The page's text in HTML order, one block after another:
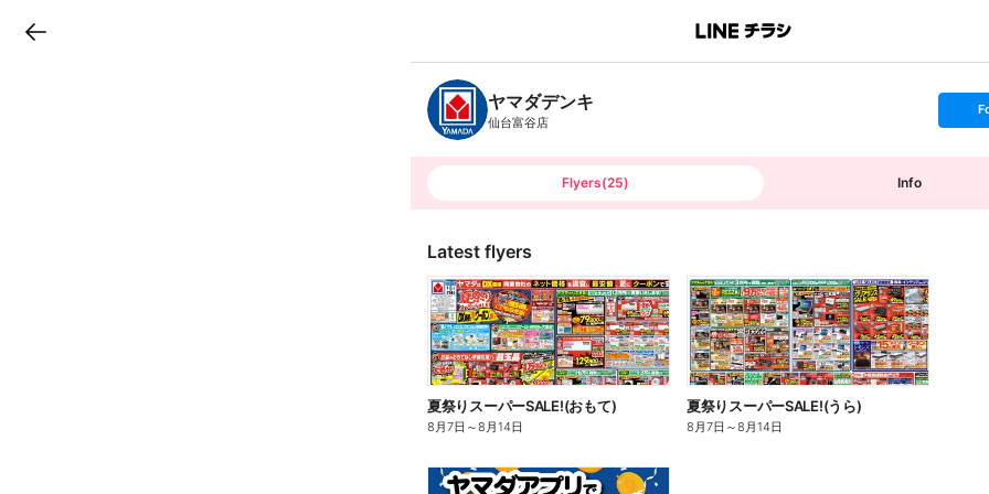
B
n
c
h
T
ヤマダデンキ
仙台富谷店
s
t
o
Flyers(25) Info
Latest flyers
夏祭りスーパーSALE!(おもて)
8月7日 ～8月14日
夏祭りスーパーSALE!(うら)
8月7日 ～8月14日